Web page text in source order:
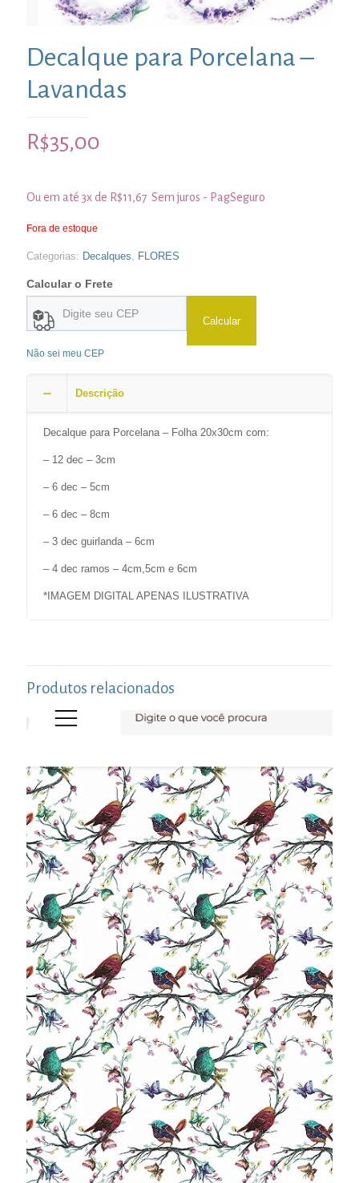
Decalque para Porcelana –
Lavandas
R$35,00
Ou em até 3x de R$11,67 Sem juros - PagSeguro
Fora de estoque
Categorias: Decalques, FLORES
Calcular o Frete
Calcular
Não sei meu CEP
Descrição
Decalque para Porcelana – Folha 20x30cm com:
– 12 dec – 3cm
– 6 dec – 5cm
– 6 dec – 8cm
– 3 dec guirlanda – 6cm
– 4 dec ramos – 4cm,5cm e 6cm
*IMAGEM DIGITAL APENAS ILUSTRATIVA
Produtos relacionados